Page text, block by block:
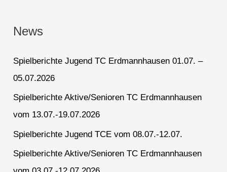
News
Spielberichte Jugend TC Erdmannhausen 01.07. –
05.07.2026
Spielberichte Aktive/Senioren TC Erdmannhausen
vom 13.07.-19.07.2026
Spielberichte Jugend TCE vom 08.07.-12.07.
Spielberichte Aktive/Senioren TC Erdmannhausen